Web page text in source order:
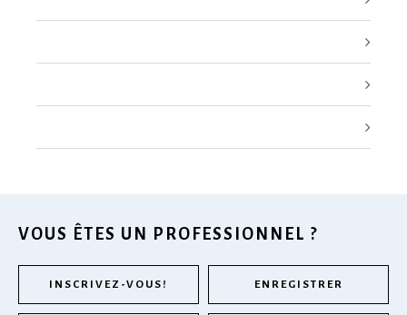
VOUS ÊTES UN PROFESSIONNEL ?
INSCRIVEZ-VOUS! ENREGISTRER